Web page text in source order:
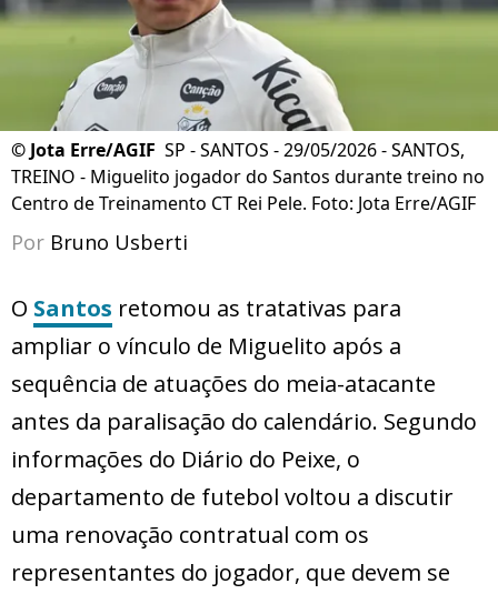
©Jota Erre/AGIF SP - SANTOS - 29/05/2026 - SANTOS,
TREINO - Miguelito jogador do Santos durante treino no
Centro de Treinamento CT Rei Pele. Foto: Jota Erre/AGIF
Por Bruno Usberti
O Santos retomou as tratativas para
ampliar o vínculo de Miguelito após a
sequência de atuações do meia-atacante
antes da paralisação do calendário. Segundo
informações do Diário do Peixe, o
departamento de futebol voltou a discutir
uma renovação contratual com os
representantes do jogador, que devem se